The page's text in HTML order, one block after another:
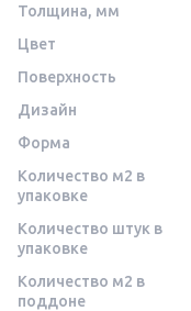
Толщина, мм
Цвет
Поверхность
Дизайн
Форма
Количество м2 в
упаковке
Количество штук в
упаковке
Количество м2 в
поддоне